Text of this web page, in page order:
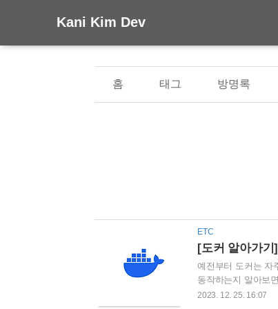
Kani Kim Dev
홈 태그 방명록
ETC
[도커 알아가
예전부터 도커는 자
동작하는지 알아보
란 무엇인가? 가상
2023. 12. 25. 16:07